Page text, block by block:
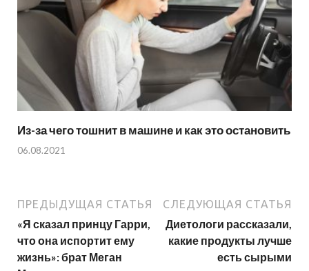
Из-за чего тошнит в машине и как это остановить
06.08.2021
ПРЕДЫДУЩАЯ СТАТЬЯ
«Я сказал принцу Гарри,
что она испортит ему
жизнь»: брат Меган
СЛЕДУЮЩАЯ СТАТЬЯ
Диетологи рассказали,
какие продукты лучше
есть сырыми